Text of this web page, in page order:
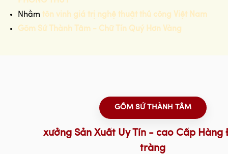
Nhằm tôn vinh giá trị nghệ thuật thủ công Việt Nam
Gốm Sứ Thành Tâm - Chữ Tín Quý Hơn Vàng
GỐM SỨ THÀNH TÂM
xưởng Sản Xuất Uy Tín - cao Cấp Hàng
tràng